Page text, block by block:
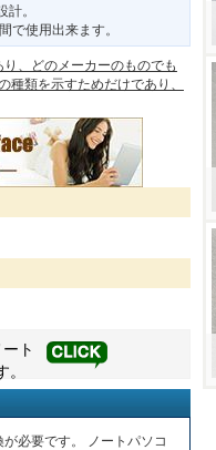
。
で使用出来ます。
、どのメーカーのものでも
類を示すためだけであり、
ート
必要です。 ノートパソコ